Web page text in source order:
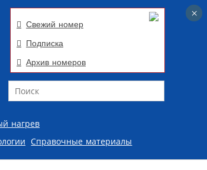
Свежий номер
Подписка
Архив номеров
Поиск
нагрев
Справочные материалы
×
×